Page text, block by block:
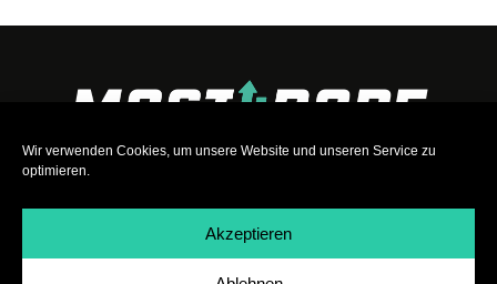
Wir verwenden Cookies, um unsere Website und unseren Service zu
optimieren.
Akzeptieren